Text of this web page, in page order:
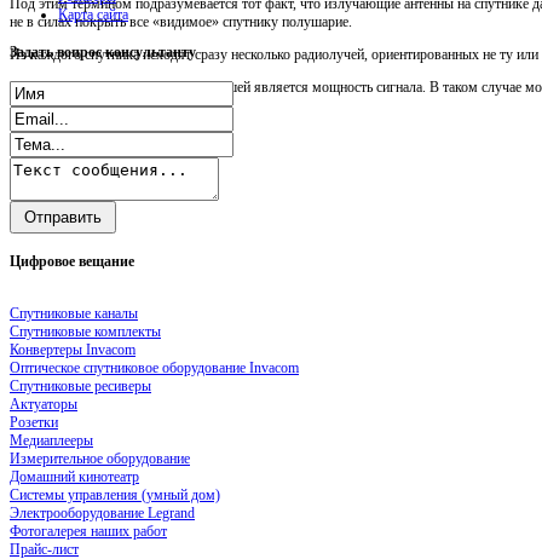
Под этим термином подразумевается тот факт, что излучающие антенны на спутнике
не в силах покрыть все «видимое» спутнику полушарие.
Из каждого спутника исходят сразу несколько радиолучей, ориентированных не ту
Чем ближе к центру зоны, тем большей является мощность сигнала. В таком случае
Карта сайта
Задатьвопрос консультанту
Цифровое вещание
Спутниковые каналы
Спутниковые комплекты
Конвертеры Invacom
Оптическое спутниковое оборудование Invacom
Спутниковые ресиверы
Актуаторы
Розетки
Медиаплееры
Измерительное оборудование
Домашний кинотеатр
Системы управления (умный дом)
Электрооборудование Legrand
Фотогалерея наших работ
Прайс-лист